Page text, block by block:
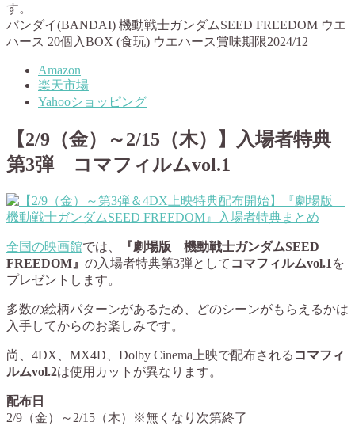
す。
バンダイ(BANDAI) 機動戦士ガンダムSEED FREEDOM ウエ
ハース 20個入BOX (食玩) ウエハース賞味期限2024/12
Amazon
楽天市場
Yahooショッピング
【2/9（金）～2/15（木）】入場者特典
第3弾 コマフィルムvol.1
全国の映画館では、
『劇場版 機動戦士ガンダムSEED
FREEDOM』 の入場者特典第3弾として コマフィルムvol.1 を
プレゼントします。
多数の絵柄パターンがあるため、どのシーンがもらえるかは
入手してからのお楽しみです。
尚、4DX、MX4D、Dolby Cinema上映で配布される コマフィ
ルムvol.2は使用カットが異なります。
配布日
2/9（金）～2/15（木）※無くなり次第終了